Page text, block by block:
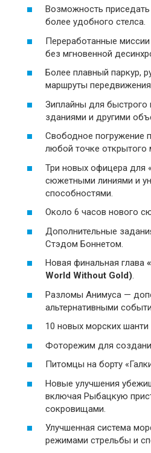
Возможность
более удобного стелса.
Переработанные
без мгновенной
Более плавный паркур,
маршруты
Зиплайны для
зданиями и другими
Свободное погружение
любой точке открытого
Три новых офицера для
сюжетными линиями и
способностями.
Около 6 часов нового
Дополнительные
Стэдом Боннетом.
Новая финальная глава
World Without Gold).
Разломы Анимуса —
альтернативными
10 новых морских шанти
Фоторежим для
Питомцы на борту
Новые улучшения
включая Рыбацкую
сокровищами.
Улучшенная система
режимами стрельбы и